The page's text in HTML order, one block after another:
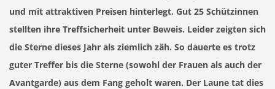
und mit attraktiven Preisen hinterlegt. Gut 25 Schützinnen
stellten ihre Treffsicherheit unter Beweis. Leider zeigten sich
die Sterne dieses Jahr als ziemlich zäh. So dauerte es trotz
guter Treffer bis die Sterne (sowohl der Frauen als auch der
Avantgarde) aus dem Fang geholt waren. Der Laune tat dies